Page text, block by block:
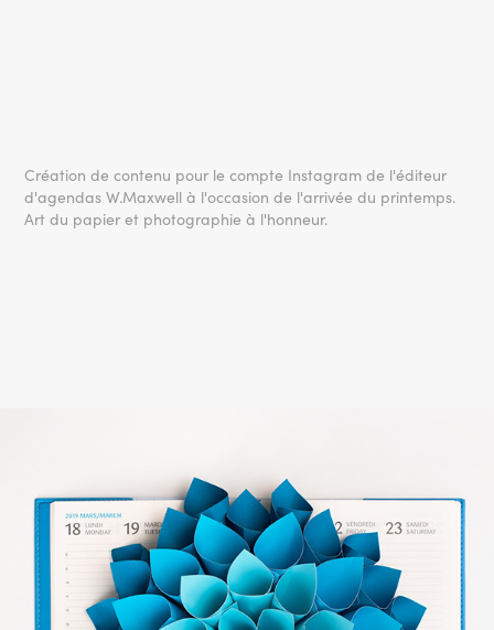
Création de contenu pour le compte Instagram de l'éditeur
d'agendas W.Maxwell à l'occasion de l'arrivée du printemps.
Art du papier et photographie à l'honneur.